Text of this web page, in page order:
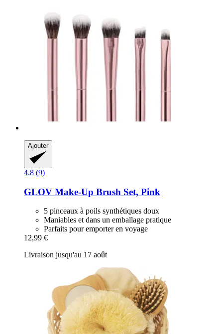
Ajouter
4.8 (9)
GLOV Make-​Up Brush Set, Pink
5 pinceaux à poils synthétiques doux
Maniables et dans un emballage pratique
Parfaits pour emporter en voyage
12,99 €
Livraison jusqu'au 17 août